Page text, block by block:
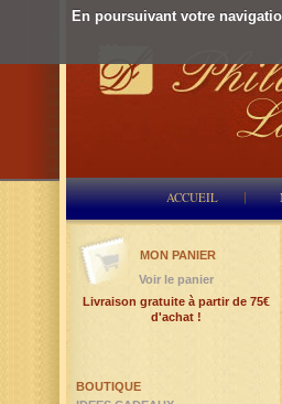
En poursuivant votre
ACCUEIL
BOUTIQUE
MON PANIER
Voir le panier
Livraison gratuite à partir de 75€
d'achat !